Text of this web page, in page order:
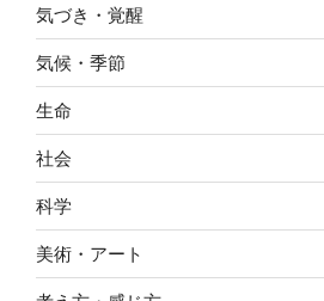
気づき・覚醒
気候・季節
生命
社会
科学
美術・アート